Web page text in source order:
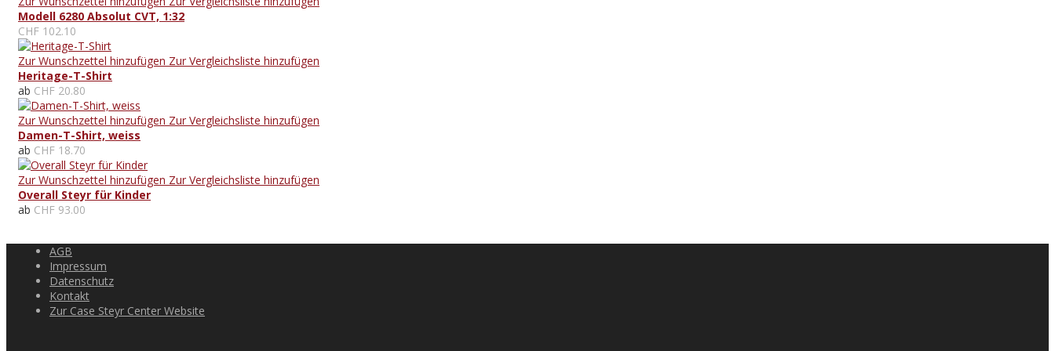
Modell 6280 Absolut CVT, 1:32
CHF 102.10
Zur Wunschzettel hinzufügen Zur Vergleichsliste hinzufügen
Heritage-T-Shirt
ab CHF 20.80
Zur Wunschzettel hinzufügen Zur Vergleichsliste hinzufügen
Damen-T-Shirt, weiss
ab CHF 18.70
Zur Wunschzettel hinzufügen Zur Vergleichsliste hinzufügen
Overall Steyr für Kinder
ab CHF 93.00
AGB
Impressum
Datenschutz
Kontakt
Zur Case Steyr Center Website